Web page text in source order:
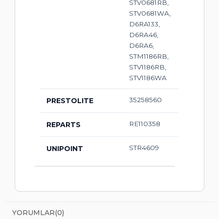
STV0681RB,
STV0681WA,
D6RA133,
D6RA46,
D6RA6,
STM1186RB,
STV1186RB,
STV1186WA
PRESTOLITE 35258560
REPARTS RE110358
UNIPOINT STR4609
YORUMLAR(0)